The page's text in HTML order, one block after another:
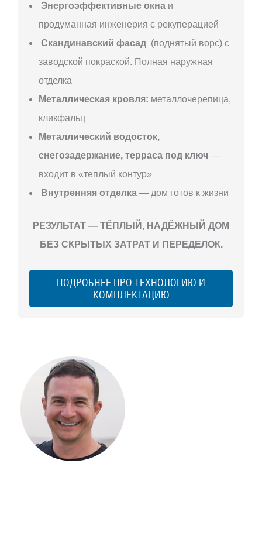
Энергоэффективные окна и
продуманная инженерия с рекуперацией
Скандинавский фасад (поднятый ворс) с
заводской покраской. Полная наружная
отделка
Металлическая кровля: металлочерепица,
кликфальц
Металлический водосток,
снегозадержание, терраса под ключ —
входит в «теплый контур»
Внутренняя отделка — дом готов к жизни
РЕЗУЛЬТАТ — ТЁПЛЫЙ, НАДЁЖНЫЙ ДОМ
БЕЗ СКРЫТЫХ ЗАТРАТ И ПЕРЕДЕЛОК.
ПОДРОБНЕЕ ПРО ТЕХНОЛОГИЮ И
КОМПЛЕКТАЦИЮ